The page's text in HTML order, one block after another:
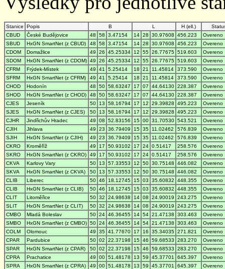
Stanice Popis B L H (ell.)
CBUD
České Budějovice 48 58 3.47154 14 28 30.97608 456.223
Overeno
SBUD
HxGN SmartNet (z CBUD) 48 58 3.47154 14 28 30.97608 456.223
Overeno
CDOM
Domažlice 49 26 45.25334 12 55 26.77675 519.603
Overeno
SDOM
HxGN SmartNet (z CDOM) 49 26 45.25334 12 55 26.77675 519.603
Overeno
CFRM
Frýdek-Místek 49 41 5.25414 18 21 11.45814 373.590
Overeno
SFRM
HxGN SmartNet (z CFRM) 49 41 5.25414 18 21 11.45814 373.590
Overeno
CHOD
Hodonín 48 50 58.63247 17 07 44.64130 228.387
Overeno
SHOD
HxGN SmartNet (z CHOD) 48 50 58.63247 17 07 44.64130 228.387
Overeno
CJES
Jeseník 50 13 58.16794 17 12 29.39828 495.223
Overeno
SJES
HxGN SmartNet (z CJES) 50 13 58.16794 17 12 29.39828 495.223
Overeno
CJHR
Jindřichův Hradec 49 08 52.83156 15 00 31.70530 543.521
Overeno
CJIH
Jihlava 49 23 36.79409 15 35 11.02462 576.839
Overeno
SJIH
HxGN SmartNet (z CJIH) 49 23 36.79409 15 35 11.02462 576.839
Overeno
CKRO
Kroměříž 49 17 50.93102 17 24 0.51417 258.576
Overeno
SKRO
HxGN SmartNet (z CKRO) 49 17 50.93102 17 24 0.51417 258.576
Overeno
CKVA
Karlovy Vary 50 13 57.33553 12 50 30.75148 446.082
Overeno
SKVA
HxGN SmartNet (z CKVA) 50 13 57.33553 12 50 30.75148 446.082
Overeno
CLIB
Liberec 50 46 18.12745 15 03 35.60832 448.355
Overeno
CLIB
HxGN SmartNet (z CLIB) 50 46 18.12745 15 03 35.60832 448.355
Overeno
CLIT
Litoměřice 50 32 24.98638 14 08 24.90019 243.275
Overeno
SLIT
HxGN SmartNet (z CLIT) 50 32 24.98638 14 08 24.90019 243.275
Overeno
CMBO
Mladá Boleslav 50 24 46.36455 14 54 21.47138 303.463
Overeno
SMBO
HxGN SmartNet (z CMBO) 50 24 46.36455 14 54 21.47138 303.463
Overeno
COLM
Olomouc 49 35 41.77670 17 16 35.34035 271.821
Overeno
CPAR
Pardubice 50 02 22.37198 15 46 59.68533 283.270
Overeno
SPAR
HxGN SmartNet (z CPAR) 50 02 22.37198 15 46 59.68533 283.270
Overeno
CPRA
Prachatice 49 00 51.48178 13 59 45.37701 645.397
Overeno
SPRA
HxGN SmartNet (z CPRA) 49 00 51.48178 13 59 45.37701 645.397
Overeno